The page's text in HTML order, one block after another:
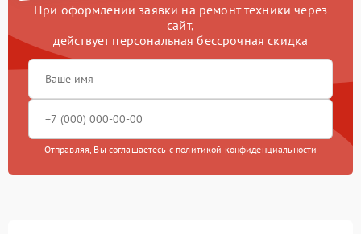
При оформлении заявки на ремонт техники через
сайт,
действует персональная бессрочная скидка
Отправляя, Вы соглашаетесь с политикой конфиденциальности